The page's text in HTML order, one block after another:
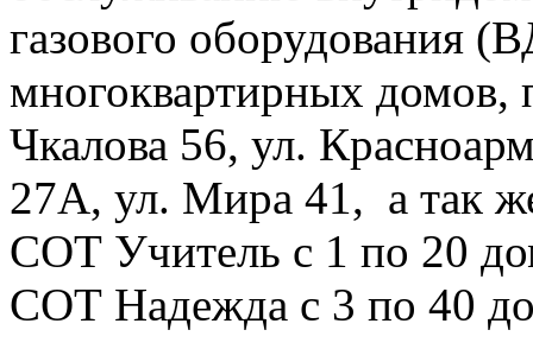
газового
многоквартирных
Чкалова 56, ул.
27А, ул. Мира 41, а так
СОТ Учитель с 1 по 20
СОТ Надежда с 3 по 40